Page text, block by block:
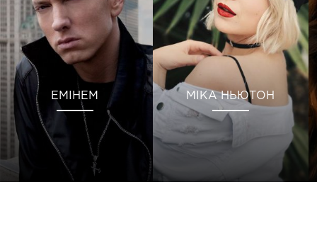
ЕМІНЕМ МІКА НЬЮТОН